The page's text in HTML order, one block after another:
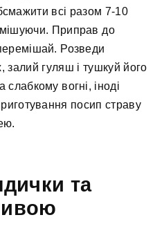
всі разом 7-10
Приправ до
Розведи
залий гуляш і тушкуй його
вогні, іноді
посип страву
та